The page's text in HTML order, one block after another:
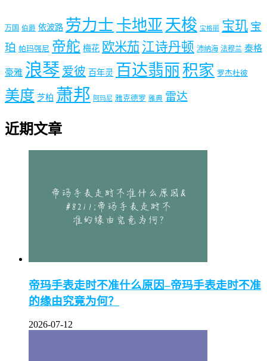
万国 伯爵 依波路 劳力士 卡地亚 天梭 宝格丽 宝玑 宝
珀 帕玛强尼 帝舵 梅花 欧米茄 江诗丹顿 沛纳海 法穆兰 泰格
豪雅 浪琴 爱彼 百年灵 百达翡丽 积家 罗杰杜彼
美度 芝柏 萧邦 阿玛尼 雅克德罗 雅典 雷达
近期文章
帝玛手表走时不准什么原因–帝玛手表走时不准
的缘由究竟为何？
2026-07-12